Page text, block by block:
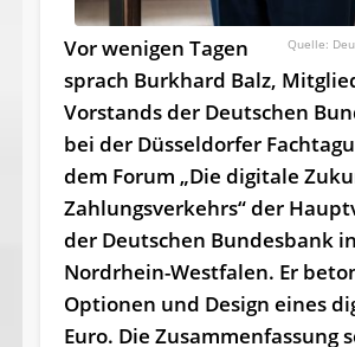
Vor wenigen Tagen
sprach Burkhard Balz,
Vorstands der Deutschen
bei der Düsseldorfer
dem Forum „Die digitale
Zahlungsverkehrs“ der
der Deutschen Bundesbank in
Nordrhein-Westfalen. Er
Optionen und Design eines
Euro. Die Zusammenfassung